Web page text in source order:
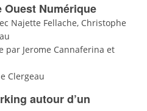
Ouest Numérique
Najette Fellache, Christophe
par Jerome Cannaferina et
Clergeau
autour d’un